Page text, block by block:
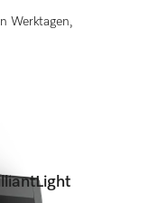
Werktagen,